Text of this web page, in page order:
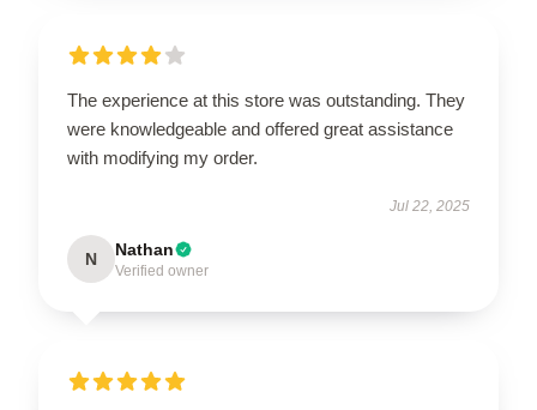
The experience at this store was outstanding. They
were knowledgeable and offered great assistance
with modifying my order.
Jul 22, 2025
N Nathan
Verified owner